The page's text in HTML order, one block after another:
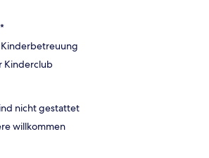
Kinderbetreuung
Kinderclub
nicht gestattet
willkommen